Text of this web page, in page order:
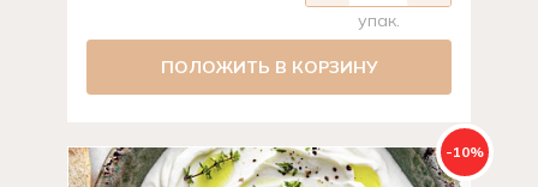
упак.
ПОЛОЖИТЬ В КОРЗИНУ
-10%